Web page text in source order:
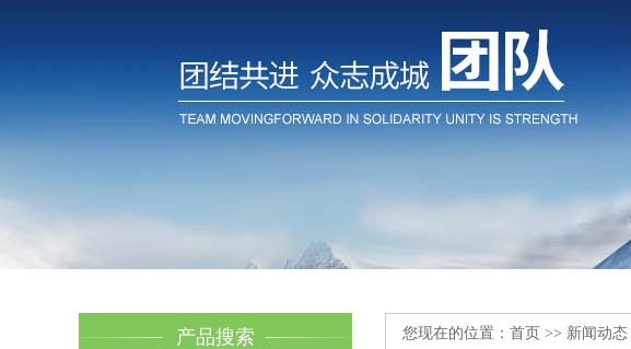
产品搜索 您现在的位置： 首页 >> 新闻动态